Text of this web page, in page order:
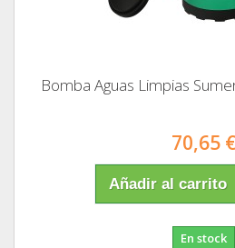
Bomba Aguas Limpias
70,65 €
Añadir al carrito
En stock